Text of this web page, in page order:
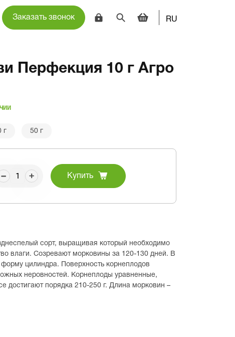
Заказать звонок RU
Перфекция 10 г Агро
г 50 г
Купить
сорт, выращивая который необходимо
влаги. Созревают морковины за 120-130 дней. В
цилиндра. Поверхность корнеплодов
неровностей. Корнеплоды уравненные,
достигают порядка 210-250 г. Длина морковин –